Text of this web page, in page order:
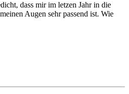
dass mir im letzen Jahr in die
Augen sehr passend ist. Wie